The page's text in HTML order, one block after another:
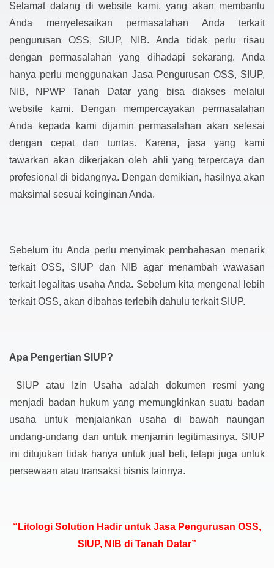
Selamat datang di website kami, yang akan membantu
Anda menyelesaikan permasalahan Anda terkait
pengurusan OSS, SIUP, NIB. Anda tidak perlu risau
dengan permasalahan yang dihadapi sekarang. Anda
hanya perlu menggunakan Jasa Pengurusan OSS, SIUP,
NIB, NPWP Tanah Datar yang bisa diakses melalui
website kami. Dengan mempercayakan permasalahan
Anda kepada kami dijamin permasalahan akan selesai
dengan cepat dan tuntas. Karena, jasa yang kami
tawarkan akan dikerjakan oleh ahli yang terpercaya dan
profesional di bidangnya. Dengan demikian, hasilnya akan
maksimal sesuai keinginan Anda.
Sebelum itu Anda perlu menyimak pembahasan menarik
terkait OSS, SIUP dan NIB agar menambah wawasan
terkait legalitas usaha Anda. Sebelum kita mengenal lebih
terkait OSS, akan dibahas terlebih dahulu terkait SIUP.
Apa Pengertian SIUP?
SIUP atau Izin Usaha adalah dokumen resmi yang
menjadi badan hukum yang memungkinkan suatu badan
usaha untuk menjalankan usaha di bawah naungan
undang-undang dan untuk menjamin legitimasinya. SIUP
ini ditujukan tidak hanya untuk jual beli, tetapi juga untuk
persewaan atau transaksi bisnis lainnya.
“Litologi Solution Hadir untuk Jasa Pengurusan OSS,
SIUP, NIB di Tanah Datar”